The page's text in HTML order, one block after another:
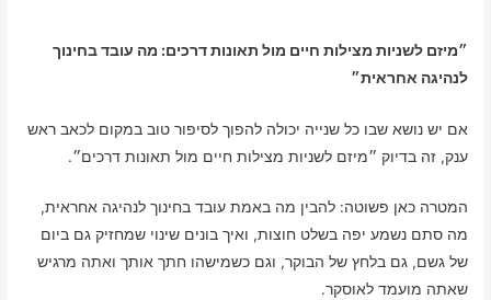
״מיזם לשניות מצילות חיים מול תאונות דרכים: מה עובד בחינוך
לנהיגה אחראית״
אם יש נושא שבו כל שנייה יכולה להפוך לסיפור טוב במקום לכאב ראש
ענק, זה בדיוק ״מיזם לשניות מצילות חיים מול תאונות דרכים״.
המטרה כאן פשוטה: להבין מה באמת עובד בחינוך לנהיגה אחראית,
מה סתם נשמע יפה בשלט חוצות, ואיך בונים שינוי שמחזיק גם ביום
של גשם, גם בלחץ של הבוקר, וגם כשמישהו חתך אותך ואתה מרגיש
שאתה מועמד לאוסקר.